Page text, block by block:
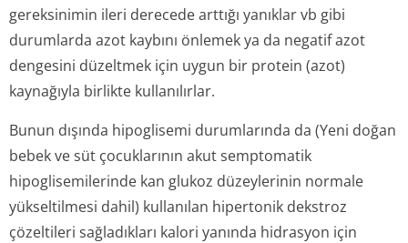
gereksinimin ileri derecede arttığı yanıklar vb gibi
durumlarda azot kaybını önlemek ya da negatif azot
dengesini düzeltmek için uygun bir protein (azot)
kaynağıyla birlikte kullanılırlar.
Bunun dışında hipoglisemi durumlarında da (Yeni doğan
bebek ve süt çocuklarının akut semptomatik
hipoglisemilerinde kan glukoz düzeylerinin normale
yükseltilmesi dahil) kullanılan hipertonik dekstroz
çözeltileri sağladıkları kalori yanında hidrasyon için